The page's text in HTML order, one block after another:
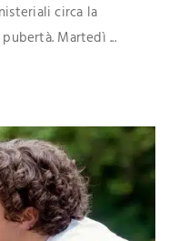
circa la
Martedì ...